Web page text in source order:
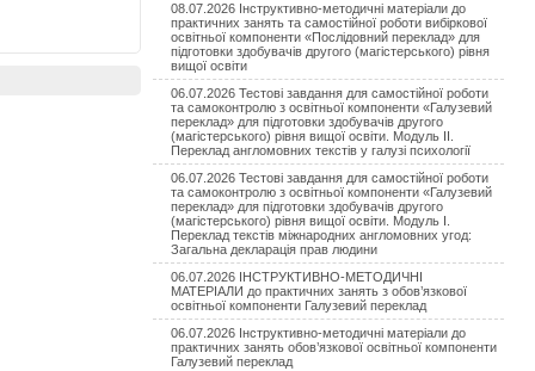
08.07.2026 Інструктивно-методичні матеріали до
практичних занять та самостійної роботи вибіркової
освітньої компоненти «Послідовний переклад» для
підготовки здобувачів другого (магістерського) рівня
вищої освіти
06.07.2026 Тестові завдання для самостійної роботи
та самоконтролю з освітньої компоненти «Галузевий
переклад» для підготовки здобувачів другого
(магістерського) рівня вищої освіти. Модуль II.
Переклад англомовних текстів у галузі психології
06.07.2026 Тестові завдання для самостійної роботи
та самоконтролю з освітньої компоненти «Галузевий
переклад» для підготовки здобувачів другого
(магістерського) рівня вищої освіти. Модуль І.
Переклад текстів міжнародних англомовних угод:
Загальна декларація прав людини
06.07.2026 ІНСТРУКТИВНО-МЕТОДИЧНІ
МАТЕРІАЛИ до практичних занять з обов’язкової
освітньої компоненти Галузевий переклад
06.07.2026 Інструктивно-методичні матеріали до
практичних занять обов’язкової освітньої компоненти
Галузевий переклад